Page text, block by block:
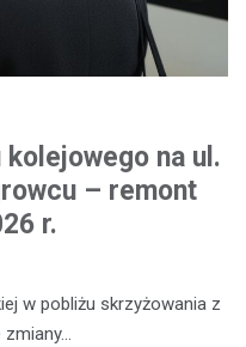
na ul.
– remont
r.
w pobliżu skrzyżowania z
zmiany…